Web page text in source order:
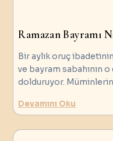
Ramazan Bayramı
Bir aylık oruç
ve bayram sabahının
dolduruyor.
Devamını Oku